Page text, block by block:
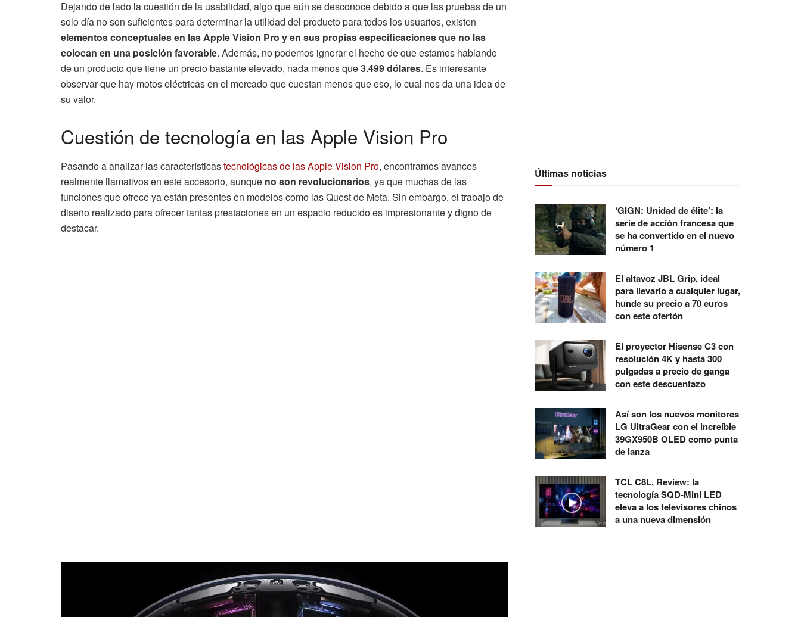
Dejando de lado la cuestión de la usabilidad, algo que aún se desconoce debido a que las pruebas de un
solo día no son suficientes para determinar la utilidad del producto para todos los usuarios, existen
elementos conceptuales en las Apple Vision Pro y en sus propias especificaciones que no las
colocan en una posición favorable. Además, no podemos ignorar el hecho de que estamos hablando
de un producto que tiene un precio bastante elevado, nada menos que3.499 dólares. Es interesante
observar que hay motos eléctricas en el mercado que cuestan menos que eso, lo cual nos da una idea de
su valor.
Cuestión de tecnología en las Apple Vision Pro
Pasando a analizar las característicastecnológicas de las Apple Vision Pro, encontramos avances
realmente llamativos en este accesorio, aunque no son revolucionarios, ya que muchas de las
funciones que ofrece ya están presentes en modelos como las Quest de Meta. Sin embargo, el trabajo de
diseño realizado para ofrecer tantas prestaciones en un espacio reducido es impresionante y digno de
destacar.
Últimas noticias
‘GIGN: Unidad de élite’: la
serie de acción francesa que
se ha convertido en el nuevo
número 1
El altavoz JBL Grip, ideal
para llevarlo a cualquier lugar,
hunde su precio a 70 euros
con este ofertón
El proyector Hisense C3 con
resolución 4K y hasta 300
pulgadas a precio de ganga
con este descuentazo
Así son los nuevos monitores
LG UltraGear con el increíble
39GX950B OLED como punta
de lanza
TCL C8L, Review: la
tecnología SQD-Mini LED
eleva a los televisores chinos
a una nueva dimensión